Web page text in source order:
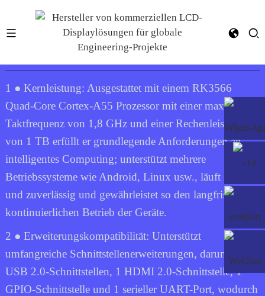
YF-088D RK3566
1 ● Kernleistung: Ausgestattet mit einem RK3566
Quad-Core Cortex-A55 Prozessor mit einer maximalen
Taktfrequenz von 1,8 GHz und einer Rechenleistung
von 1 TB erfüllt er grundlegende Anforderungen an
intelligentes Computing; unterstützt mehrere
Betriebssysteme wie Android, Linux usw., läuft stabil
und zuverlässig und gewährleistet so den langfristigen,
kontinuierlichen Betrieb der Geräte.
2 ● Erweiterungskompatibilität: Unterstützt
umfangreiche Schnittstellenerweiterungen, darunter 2
USB 2.0-Schnittstellen, 1 HDMI 2.0-Schnittstelle, 1
GPIO-Schnittstelle und 1 serieller UART-Port, wodurch